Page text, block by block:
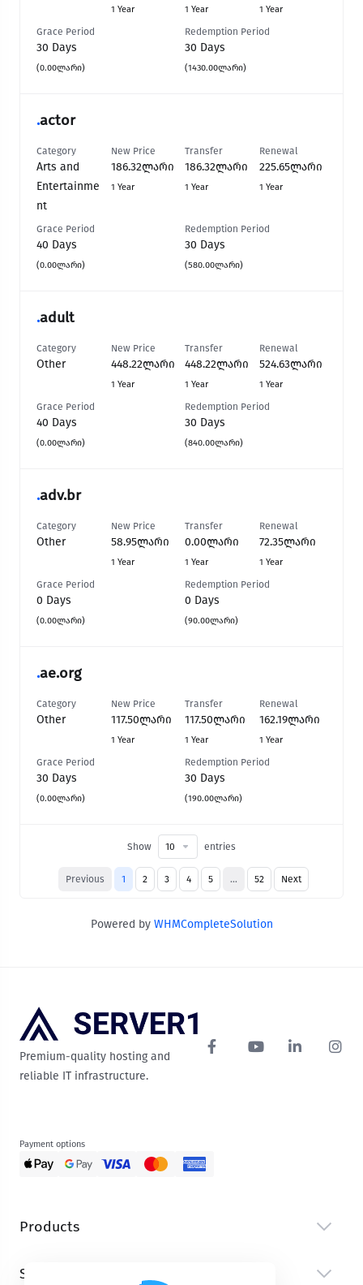
1 Year 1 Year 1 Year
Grace Period
30 Days
(0.00ლარი)
Redemption Period
30 Days
(1430.00ლარი)
.actor
Category
Arts and
Entertainme
nt
New Price
186.32ლარი
1 Year
Transfer
186.32ლარი
1 Year
Renewal
225.65ლარი
1 Year
Grace Period
40 Days
(0.00ლარი)
Redemption Period
30 Days
(580.00ლარი)
.adult
Category
Other
New Price
448.22ლარი
1 Year
Transfer
448.22ლარი
1 Year
Renewal
524.63ლარი
1 Year
Grace Period
40 Days
(0.00ლარი)
Redemption Period
30 Days
(840.00ლარი)
.adv.br
Category
Other
New Price
58.95ლარი
1 Year
Transfer
0.00ლარი
1 Year
Renewal
72.35ლარი
1 Year
Grace Period
0 Days
(0.00ლარი)
Redemption Period
0 Days
(90.00ლარი)
.ae.org
Category
Other
New Price
117.50ლარი
1 Year
Transfer
117.50ლარი
1 Year
Renewal
162.19ლარი
1 Year
Grace Period
30 Days
(0.00ლარი)
Redemption Period
30 Days
(190.00ლარი)
Previous 1 2 3 4 5 … 52 Next
Show entries
Powered by WHMCompleteSolution
Premium-quality hosting and
reliable IT infrastructure.
Payment options
Products
Services